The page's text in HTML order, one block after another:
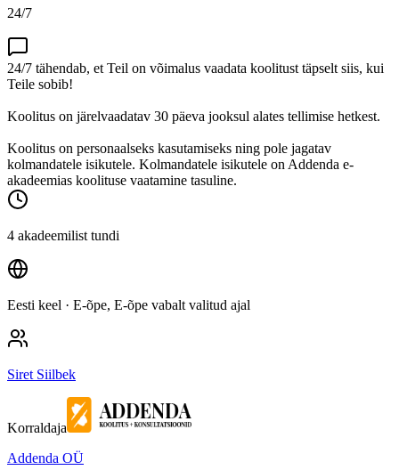
24/7
24/7 tähendab, et Teil on võimalus vaadata koolitust täpselt siis, kui
Teile sobib!
Koolitus on järelvaadatav 30 päeva jooksul alates tellimise hetkest.
Koolitus on personaalseks kasutamiseks ning pole jagatav
kolmandatele isikutele. Kolmandatele isikutele on Addenda e-
akadeemias koolituse vaatamine tasuline.
4 akadeemilist tundi
Eesti keel · E-õpe, E-õpe vabalt valitud ajal
Siret Siilbek
Korraldaja
Addenda OÜ